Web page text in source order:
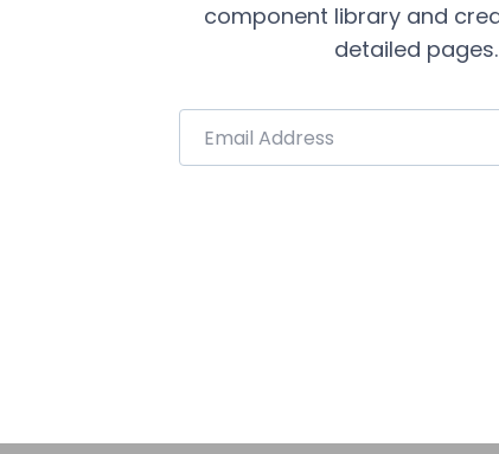
component library and
detailed pages.